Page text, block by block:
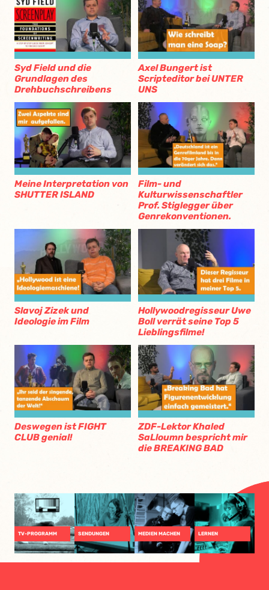
Syd Field und die
Grundlagen des
Drehbuchschreibens
Axel Bungert ist
Scripteditor bei UNTER
UNS
Meine Interpretation von
SHUTTER ISLAND
Film- und
Kulturwissenschaftler
Prof. Stiglegger über
Genrekonventionen.
Slavoj Zizek und
Ideologie im Film
Hollywoodregisseur Uwe
Boll verrät seine Top 5
Lieblingsfilme!
Deswegen ist FIGHT
CLUB genial!
ZDF-Lektor Khaled
SaLloumn bespricht mir
die BREAKING BAD
TV-PROGRAMM SENDUNGEN MEDIEN MACHEN LERNEN